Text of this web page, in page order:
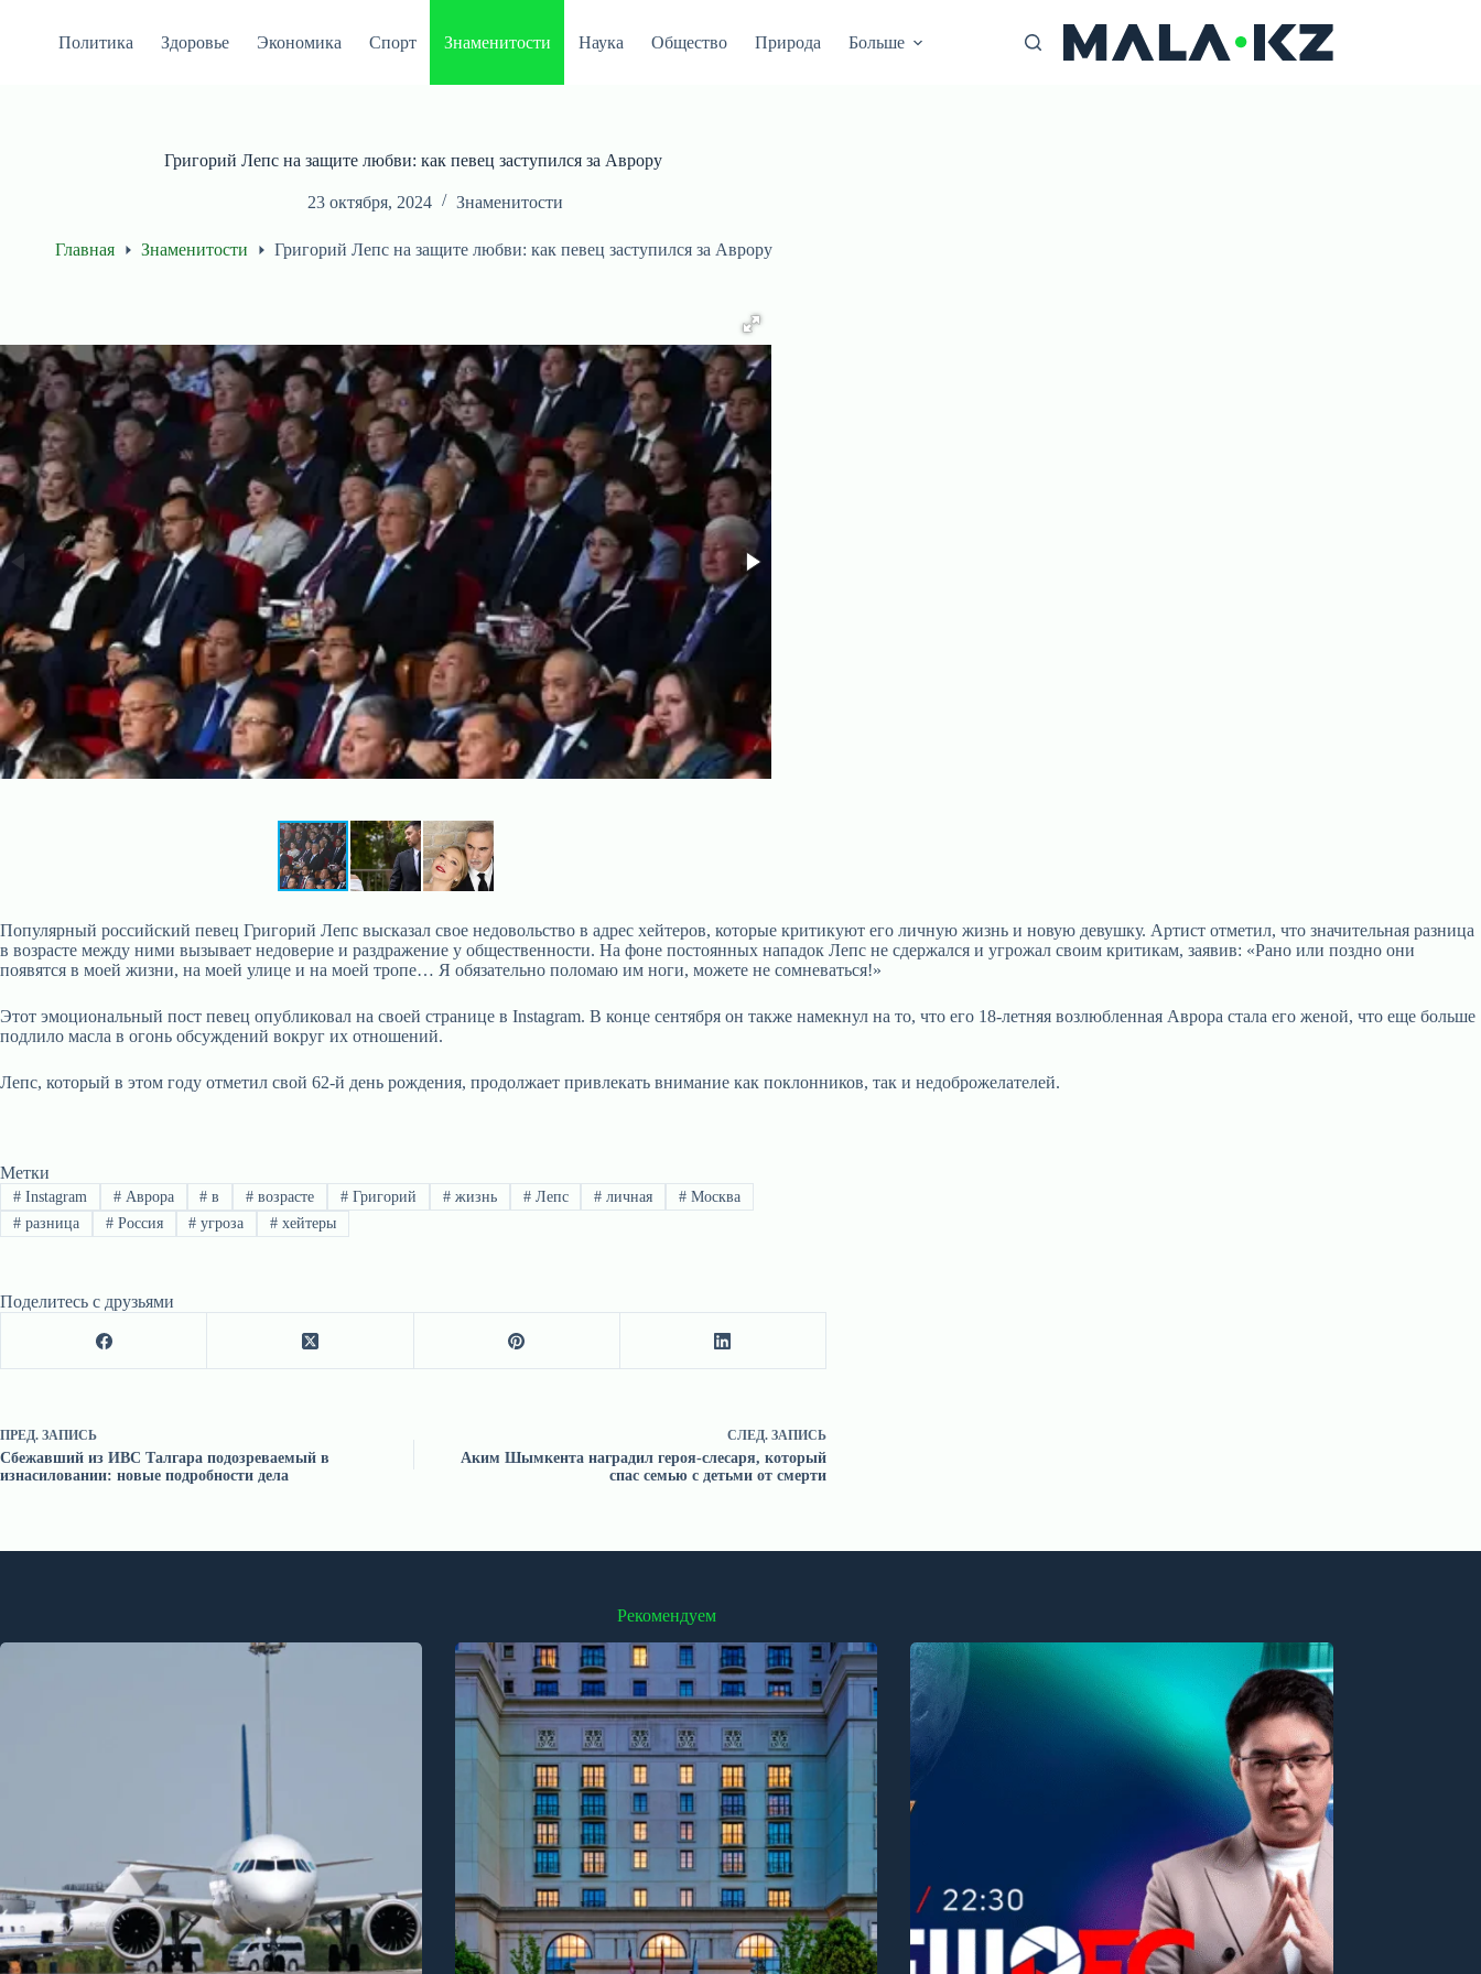
Политика Здоровье Экономика Спорт Знаменитости Наука Общество Природа Больше
Григорий Лепс на защите любви: как певец заступился за Аврору
23 октября, 2024 Знаменитости
Главная Знаменитости Григорий Лепс на защите любви: как певец заступился за Аврору
Популярный российский певец Григорий Лепс высказал свое недовольство в адрес хейтеров, которые критикуют его личную жизнь и новую девушку. Артист отметил, что значительная разница
в возрасте между ними вызывает недоверие и раздражение у общественности. На фоне постоянных нападок Лепс не сдержался и угрожал своим критикам, заявив: «Рано или поздно они
появятся в моей жизни, на моей улице и на моей тропе… Я обязательно поломаю им ноги, можете не сомневаться!»
Этот эмоциональный пост певец опубликовал на своей странице в Instagram. В конце сентября он также намекнул на то, что его 18-летняя возлюбленная Аврора стала его женой, что еще больше
подлило масла в огонь обсуждений вокруг их отношений.
Лепс, который в этом году отметил свой 62-й день рождения, продолжает привлекать внимание как поклонников, так и недоброжелателей.
Метки
#Instagram #Аврора # в # возрасте # Григорий #жизнь #Лепс # личная # Москва
#разница #Россия # угроза # хейтеры
Поделитесь с друзьями
ПРЕД. ЗАПИСЬ
Сбежавший из ИВС Талгара подозреваемый в
изнасиловании: новые подробности дела
СЛЕД. ЗАПИСЬ
Аким Шымкента наградил героя-слесаря, который
спас семью с детьми от смерти
Рекомендуем